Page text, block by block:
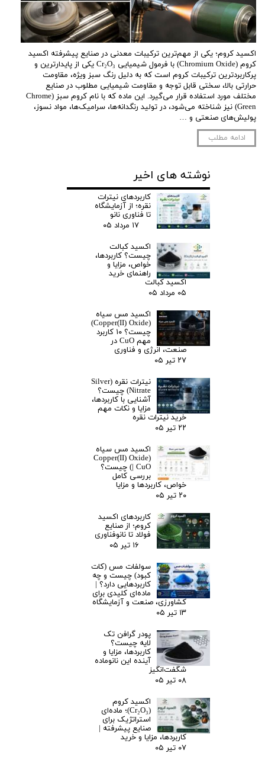
اکسید کروم؛ یکی از مهم‌ترین ترکیبات معدنی در صنایع پیشرفته اکسید
کروم (Chromium Oxide) با فرمول شیمیایی Cr₂O₃ یکی از پایدارترین و
پرکاربردترین ترکیبات کروم است که به دلیل رنگ سبز ویژه، مقاومت
حرارتی بالا، سختی قابل توجه و مقاومت شیمیایی مطلوب در صنایع
مختلف مورد استفاده قرار می‌گیرد. این ماده که با نام کروم سبز (Chrome
Green) نیز شناخته می‌شود، در تولید رنگدانه‌ها، سرامیک‌ها، مواد نسوز،
پولیش‌های صنعتی و …
ادامه مطلب
نوشته های اخیر
کاربردهای نیترات
نقره؛ از آزمایشگاه
تا فناوری نانو
۱۷ مرداد ۰۵
اکسید کبالت
چیست؟ کاربردها،
خواص، مزایا و
راهنمای خرید
اکسید کبالت
۰۵ مرداد ۰۵
اکسید مس سیاه
(Copper(II) Oxide)
چیست؟ ۱۰ کاربرد
مهم CuO در
صنعت، انرژی و فناوری
۲۷ تیر ۰۵
نیترات نقره (Silver
Nitrate) چیست؟
آشنایی با کاربردها،
مزایا و نکات مهم
خرید نیترات نقره
۲۲ تیر ۰۵
اکسید مس سیاه
(Copper(II) Oxide
| CuO) چیست؟
بررسی کامل
خواص، کاربردها و مزایا
۲۰ تیر ۰۵
کاربردهای اکسید
کروم؛ از صنایع
فولاد تا نانوفناوری
۱۶ تیر ۰۵
سولفات مس (کات
کبود) چیست و چه
کاربردهایی دارد؟ |
ماده‌ای کلیدی برای
کشاورزی، صنعت و آزمایشگاه
۱۳ تیر ۰۵
پودر گرافن تک
لایه چیست؟
کاربردها، مزایا و
آینده این نانوماده
شگفت‌انگیز
۰۸ تیر ۰۵
اکسید کروم
(Cr₂O₃)؛ ماده‌ای
استراتژیک برای
صنایع پیشرفته |
کاربردها، مزایا و خرید
۰۷ تیر ۰۵